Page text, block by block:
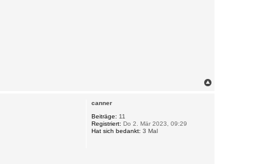
ASCII, DEC and HEX encoding. 0A-01-45-46-52-ST-UV-
canner
Beiträge: 11
Registriert: Do 2. Mär 2023, 09:29
Hat sich bedankt: 3 Mal